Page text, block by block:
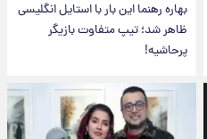
بهاره رهنما این بار با استایل انگلیسی
ظاهر شد؛ تیپ متفاوت بازیگر
پرحاشیه!